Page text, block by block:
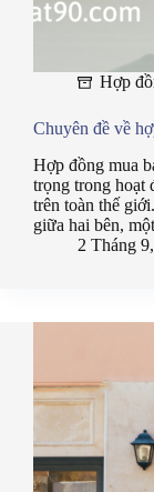
Hợp
Chuyên đề về
Hợp đồng mua
trọng trong hoạt
trên toàn thế
giữa hai bên,
2 Tháng